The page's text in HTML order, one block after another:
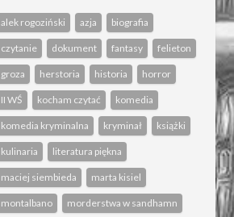
alek rogoziński azja biografia
czytanie dokument fantasy felieton
groza herstoria historia horror
II WŚ kocham czytać komedia
komedia kryminalna kryminał książki
kulinaria literatura piękna
maciej siembieda marta kisiel
montalbano morderstwa w sandhamn